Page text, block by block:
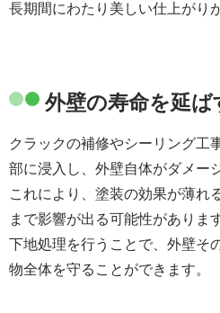
長期間にわたり美しい仕上がり
外壁の寿命を延ば
クラックの補修やシーリング工
部に浸入し、外壁自体がダメー
これにより、塗装の効果が薄れ
まで影響が出る可能性がありま
下地処理を行うことで、外壁そ
物全体を守ることができます。